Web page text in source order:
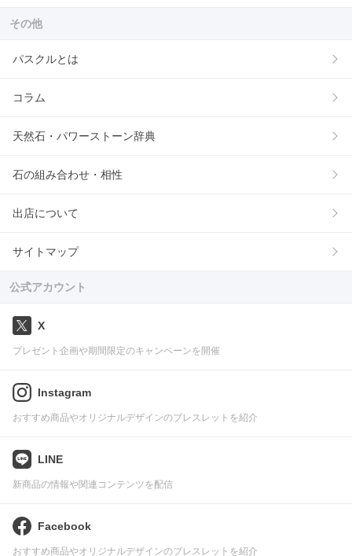
その他
パスクルとは
コラム
天然石・パワーストーン辞典
石の組み合わせ・相性
出店について
サイトマップ
公式アカウント
X
プレゼント企画や期間限定のキャンペーンを開催
Instagram
おすすめ商品やオリジナルデザインのブレスレットを紹介
LINE
新商品の情報や関連コンテンツを配信
Facebook
おすすめ商品やオリジナルデザインのブレスレットを紹介